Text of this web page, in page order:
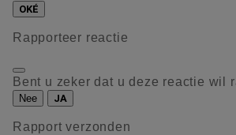
OKÉ
Rapporteer reactie
Bent u zeker dat u deze reactie wil
Nee JA
Rapport verzonden